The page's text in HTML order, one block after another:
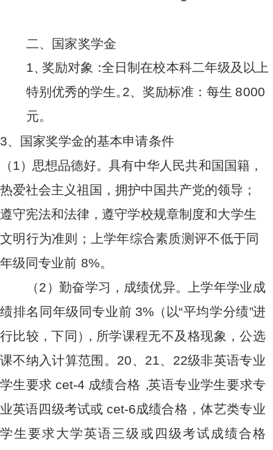
二、国家奖学金
1、 奖励对象 ：全 日制在校本科二年级及 以 上
特别 优秀的学生。 2、 奖励标准 ：每生 8000
元。
3、 国家奖学金的基本申请条件
（1）思想品德好。具有中华人民共和国 国籍 ，
热爱社会主 义祖 国 ， 拥护中国共产党的领导 ；
遵守宪法和法律 ，遵守学校规章制度和大学生
文明行为准则；上学年综合素质测评不低于同
年级同专业前 8%。
（2 ） 勤奋学习 ， 成绩优异。上学年学业成
绩排名 同年级 同专业前 3%（ 以“平均学分绩”进
行比较 ，下同 ） ， 所学课程无不及格现象，公选
课不纳入计算范围 。 20、 21、 22级非英语专业
学生要求 cet-4 成绩合格 ，英语专业学生要求专
业英语四级考试或 cet-6成绩合格，体艺类专业
学生要求大学英语三级或四级考试成绩合格